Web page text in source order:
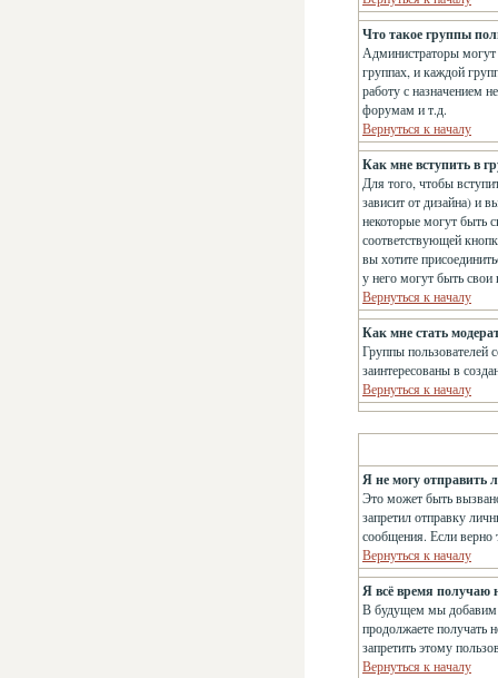
Что такое группы
Администраторы могут
группах, и каждой
работу с назначением
форумам и т.д.
Вернуться к началу
Как мне вступить в
Для того, чтобы
зависит от дизайна) и
некоторые могут быть
соответствующей
вы хотите
у него могут быть
Вернуться к началу
Как мне стать
Группы пользователей
заинтересованы в
Вернуться к началу
Я не могу отправить
Это может быть
запретил отправку
сообщения. Если верно
Вернуться к началу
Я всё время получаю
В будущем мы добавим
продолжаете получать
запретить этому
Вернуться к началу